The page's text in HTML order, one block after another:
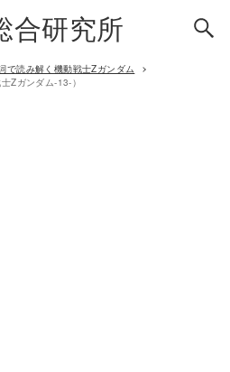
合研究所
で読み解く機動戦士Zガンダム
Zガンダム-13-）